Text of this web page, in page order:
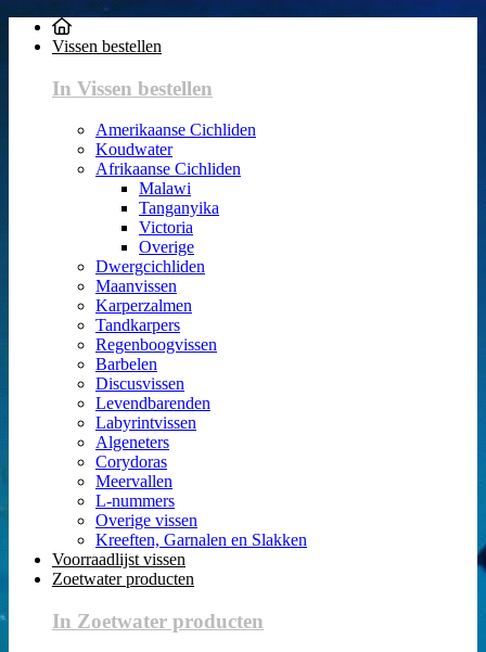
Vissen bestellen
In Vissen bestellen
Amerikaanse Cichliden
Koudwater
Afrikaanse Cichliden
Malawi
Tanganyika
Victoria
Overige
Dwergcichliden
Maanvissen
Karperzalmen
Tandkarpers
Regenboogvissen
Barbelen
Discusvissen
Levendbarenden
Labyrintvissen
Algeneters
Corydoras
Meervallen
L-nummers
Overige vissen
Kreeften, Garnalen en Slakken
Voorraadlijst vissen
Zoetwater producten
In Zoetwater producten